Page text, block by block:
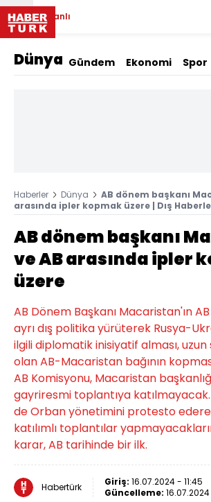
Canlı
Dünya Gündem Ekonomi Spor
Haberler Dünya
AB dönem başkanı
arasında ipler kopmak üzere | Dış
AB dönem başkanı
ve AB arasında ipler
üzere
AB Dönem Başkanı Macaristan'ın
ayrı dış politika yürüterek Rusya-
ilgili diplomatik inisiyatif alması,
olan AB-Macaristan bağının
AB Komisyonu, Macaristan
gayriresmi toplantıya
de Orban yönetimini protesto
katılımlı toplantılar
karar, AB tarihinde bir ilk.
Habertürk Giriş: 16.07.2024 - 11:45
Güncelleme: